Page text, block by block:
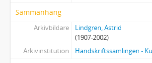
14 - Översättningar av Astrid
15 - Diverse manuskriptfragment
5 - Stenogram
6 - Korrektur (delvis storstilskopior)
Sammanhang
Arkivbildare
Lindgren, Astrid
(1907-2002)
Arkivinstitution
Handskriftssamlingen -